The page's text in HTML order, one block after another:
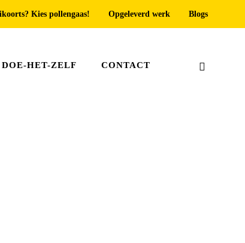
Kies pollengaas! Opgeleverd werk Blogs
DOE-HET-ZELF CONTACT